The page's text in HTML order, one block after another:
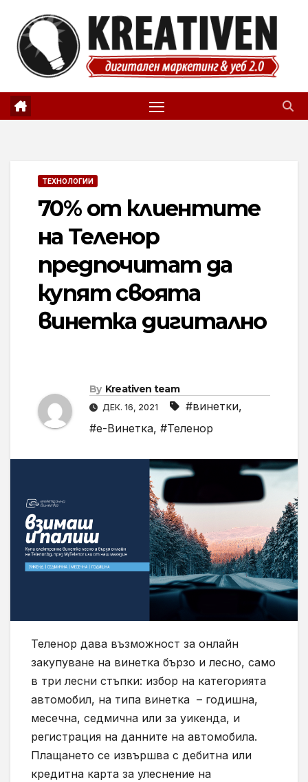
content
ТЕХНОЛОГИИ
70% от клиентите
на Теленор
предпочитат да
купят своята
винетка дигитално
By Kreativen team
ДЕК. 16, 2021 #винетки,
#е-Винетка, #Теленор
Теленор дава възможност за онлайн
закупуване на винетка бързо и лесно, само
в три лесни стъпки: избор на категорията
автомобил, на типа винетка – годишна,
месечна, седмична или за уикенда, и
регистрация на данните на автомобила.
Плащането се извършва с дебитна или
кредитна карта за улеснение на